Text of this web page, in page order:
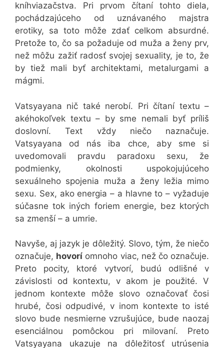
kníhviazačstva. Pri prvom čítaní tohto diela,
pochádzajúceho od uznávaného majstra
erotiky, sa toto môže zdať celkom absurdné.
Pretože to, čo sa požaduje od muža a ženy prv,
než môžu zažiť radosť svojej sexuality, je to, že
by tiež mali byť architektami, metalurgami a
mágmi.
Vatsyayana nič také nerobí. Pri čítaní textu –
akéhokoľvek textu – by sme nemali byť príliš
doslovní. Text vždy niečo naznačuje.
Vatsyayana od nás iba chce, aby sme si
uvedomovali pravdu paradoxu sexu, že
podmienky, okolnosti uspokojujúceho
sexuálneho spojenia muža a ženy ležia mimo
sexu. Sex, ako energia – a hlavne to – vyžaduje
súčasne tok iných foriem energie, bez ktorých
sa zmenší – a umrie.
Navyše, aj jazyk je dôležitý. Slovo, tým, že niečo
označuje, hovorí omnoho viac, než čo označuje.
Preto pocity, ktoré vytvorí, budú odlišné v
závislosti od kontextu, v akom je použité. V
jednom kontexte môže slovo označovať čosi
hrubé, čosi odpudivé, v inom kontexte to isté
slovo bude nesmierne vzrušujúce, bude naozaj
esenciálnou pomôckou pri milovaní. Preto
Vatsyayana ukazuje na dôležitosť utrúsenia